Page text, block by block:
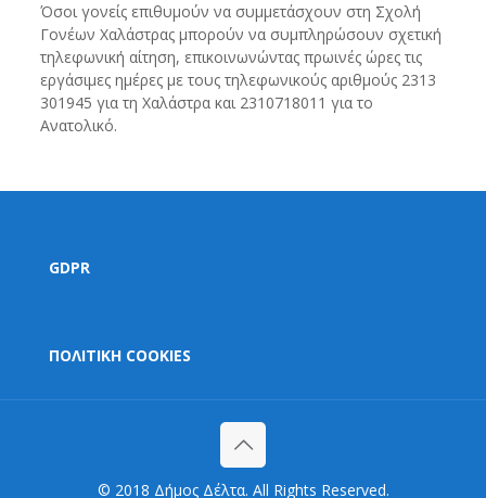
Όσοι γονείς επιθυμούν να συμμετάσχουν στη Σχολή
Γονέων Χαλάστρας μπορούν να συμπληρώσουν σχετική
τηλεφωνική αίτηση, επικοινωνώντας πρωινές ώρες τις
εργάσιμες ημέρες με τους τηλεφωνικούς αριθμούς 2313
301945 για τη Χαλάστρα και 2310718011 για το
Ανατολικό.
GDPR
ΠΟΛΙΤΙΚΗ COOKIES
© 2018 Δήμος Δέλτα. All Rights Reserved.